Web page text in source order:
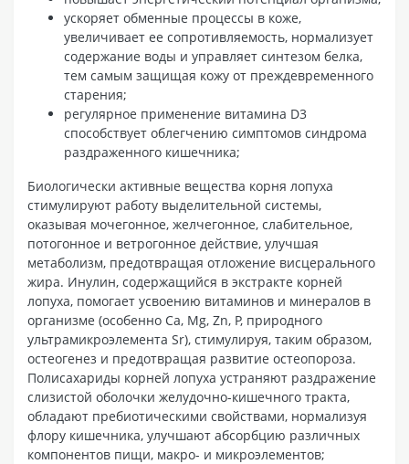
ускоряет обменные процессы в коже,
увеличивает ее сопротивляемость, нормализует
содержание воды и управляет синтезом белка,
тем самым защищая кожу от преждевременного
старения;
регулярное применение витамина D3
способствует облегчению симптомов синдрома
раздраженного кишечника;
Биологически активные вещества корня лопуха
стимулируют работу выделительной системы,
оказывая мочегонное, желчегонное, слабительное,
потогонное и ветрогонное действие, улучшая
метаболизм, предотвращая отложение висцерального
жира. Инулин, содержащийся в экстракте корней
лопуха, помогает усвоению витаминов и минералов в
организме (особенно Ca, Mg, Zn, P, природного
ультрамикроэлемента Sr), стимулируя, таким образом,
остеогенез и предотвращая развитие остеопороза.
Полисахариды корней лопуха устраняют раздражение
слизистой оболочки желудочно-кишечного тракта,
обладают пребиотическими свойствами, нормализуя
флору кишечника, улучшают абсорбцию различных
компонентов пищи, макро- и микроэлементов;